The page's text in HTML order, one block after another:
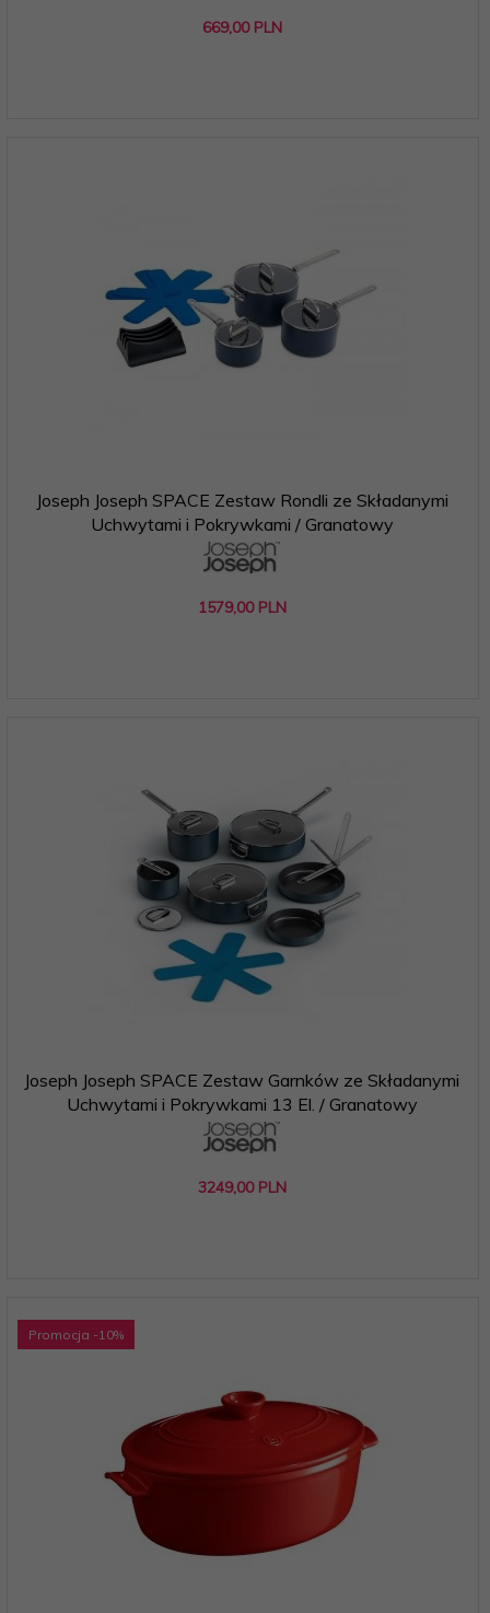
669,00 PLN
Joseph Joseph SPACE Zestaw Rondli ze Składanymi
Uchwytami i Pokrywkami / Granatowy
1579,00 PLN
Joseph Joseph SPACE Zestaw Garnków ze Składanymi
Uchwytami i Pokrywkami 13 El. / Granatowy
3249,00 PLN
Promocja -10%